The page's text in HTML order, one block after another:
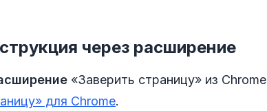
через расширение
«Заверить страницу» из
для Chrome.